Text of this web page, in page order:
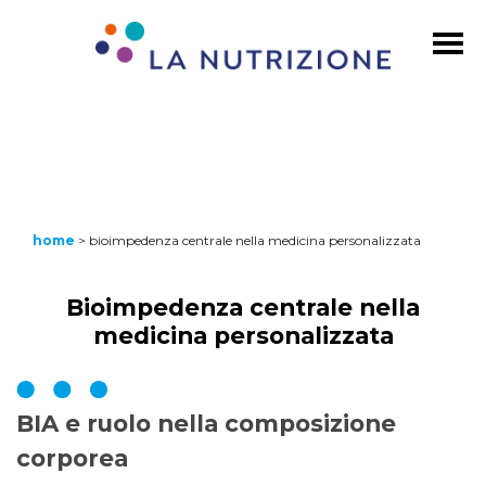
home > bioimpedenza centrale nella medicina personalizzata
Bioimpedenza centrale nella
medicina personalizzata
BIA e ruolo nella composizione
corporea